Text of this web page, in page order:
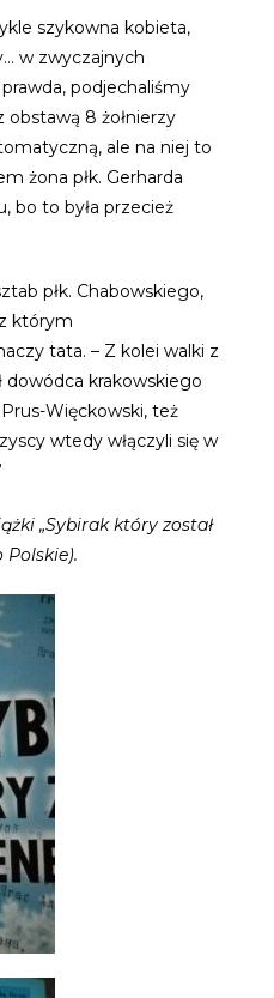
szykowna kobieta,
w zwyczajnych
podjechaliśmy
8 żołnierzy
ale na niej to
żona płk. Gerharda
bo to była przecież
płk. Chabowskiego,
którym
tata. – Z kolei walki z
dowódca krakowskiego
Więckowski, też
wtedy włączyli się w
„Sybirak który został
Polskie).